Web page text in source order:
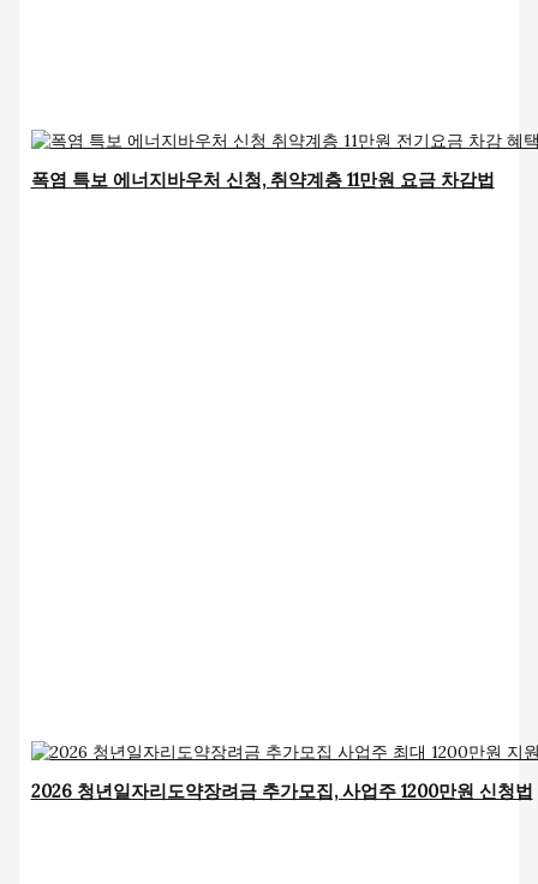
폭염 특보 에너지바우처 신청, 취약계층 11만원 요금 차감법
2026 청년일자리도약장려금 추가모집, 사업주 1200만원 신청법